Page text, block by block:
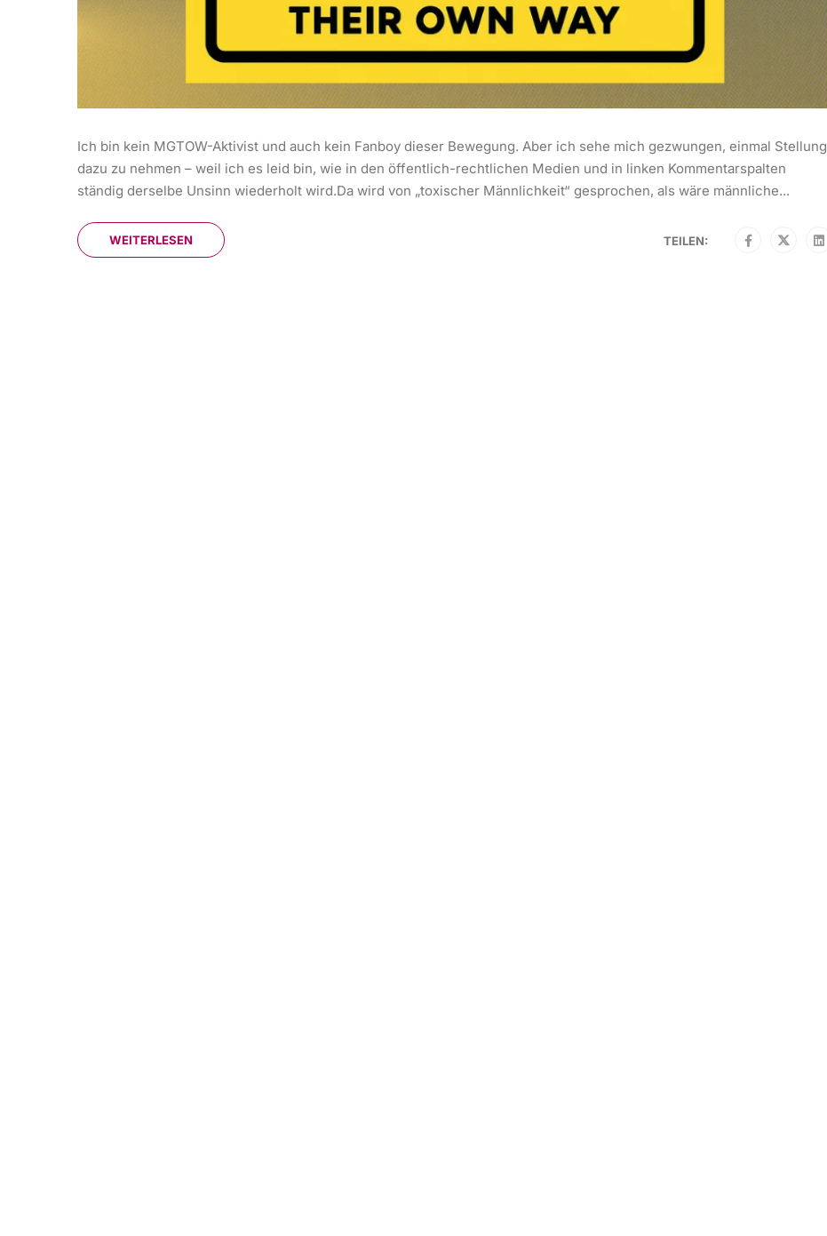
Ich bin kein MGTOW-Aktivist und auch kein Fanboy dieser Bewegung. Aber ich sehe mich gezwungen, einmal Stellung
dazu zu nehmen – weil ich es leid bin, wie in den öffentlich-rechtlichen Medien und in linken Kommentarspalten
ständig derselbe Unsinn wiederholt wird.Da wird von „toxischer Männlichkeit“ gesprochen, als wäre männliche...
WEITERLESEN TEILEN: